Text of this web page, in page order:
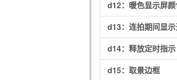
d12： 暖色显示屏
d13： 连拍期间显
d14： 释放定时指示
d15： 取景边框